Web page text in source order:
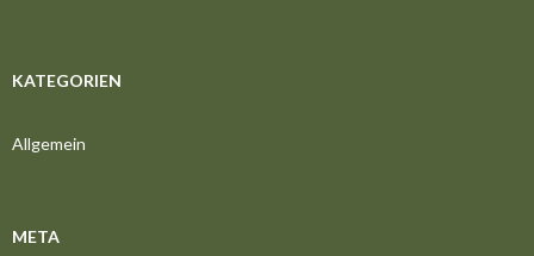
KATEGORIEN
Allgemein
META